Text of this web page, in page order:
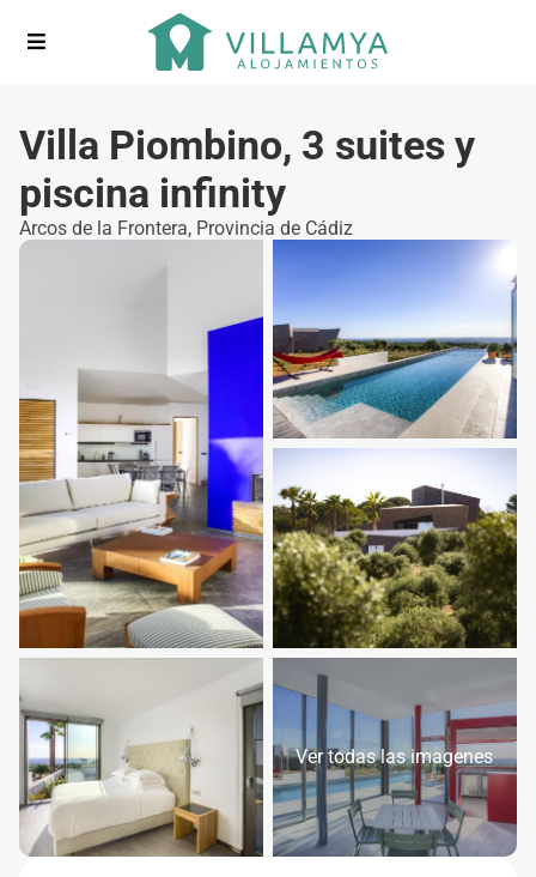
Villa Piombino, 3 suites y
piscina infinity
Arcos de la Frontera, Provincia de Cádiz
Ver todas las imagenes